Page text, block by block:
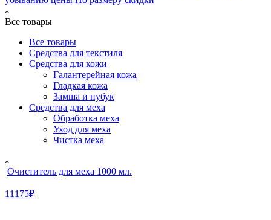
Все товары
Все товары
Средства для текстиля
Средства для кожи
Галантерейная кожа
Гладкая кожа
Замша и нубук
Средства для меха
Обработка меха
Уход для меха
Чистка меха
Очиститель для меха 1000 мл.
11175₽